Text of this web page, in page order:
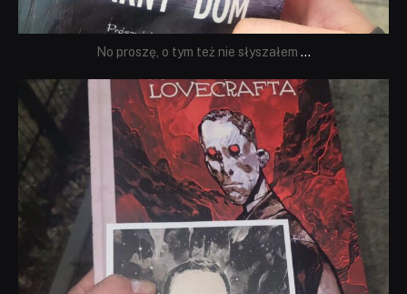
No proszę, o tym też nie słyszałem ...
dobryhorror
Wrz 19